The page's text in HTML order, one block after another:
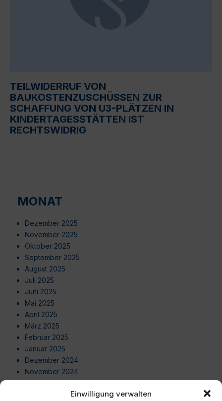
Einwilligung verwalten
TEILWIDERRUF VON
BAUKOSTENZUSCHÜSSEN ZUR
SCHAFFUNG VON U3-PLÄTZEN IN
KINDERTAGESSTÄTTEN IST
RECHTSWIDRIG
MONAT
Dezember 2025
November 2025
Oktober 2025
September 2025
August 2025
Juli 2025
Juni 2025
Mai 2025
April 2025
März 2025
Februar 2025
Januar 2025
Dezember 2024
November 2024
Oktober 2024
September 2024